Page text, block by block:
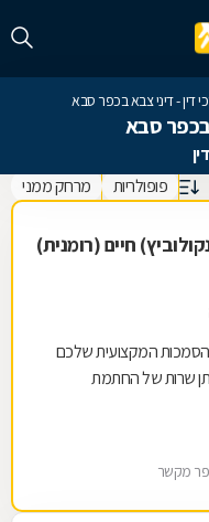
דין - דיני צבא בכפר סבא
בכפר סבא
פופולריות מרחק ממני
חיים (רומנית)
הסמכות המקצועית שלכם
שרות של החתמת
מקשר